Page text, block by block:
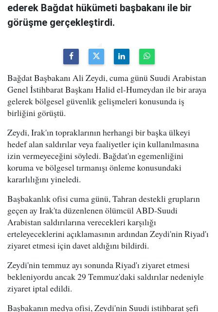
ederek Bağdat hükümeti başbakanı ile bir
görüşme gerçekleştirdi.
Bağdat Başbakanı Ali Zeydi, cuma günü Suudi Arabistan
Genel İstihbarat Başkanı Halid el-Humeydan ile bir araya
gelerek bölgesel güvenlik gelişmeleri konusunda iş
birliğini görüştü.
Zeydi, Irak'ın topraklarının herhangi bir başka ülkeyi
hedef alan saldırılar veya faaliyetler için kullanılmasına
izin vermeyeceğini söyledi. Bağdat'ın egemenliğini
koruma ve bölgesel tırmanışı önleme konusundaki
kararlılığını yineledi.
Başbakanlık ofisi cuma günü, Tahran destekli grupların
geçen ay Irak'ta düzenlenen ölümcül ABD-Suudi
Arabistan saldırılarına verecekleri karşılığı
erteleyeceklerini açıklamasının ardından Zeydi'nin Riyad'ı
ziyaret etmesi için davet aldığını bildirdi.
Zeydi'nin temmuz ayı sonunda Riyad'ı ziyaret etmesi
bekleniyordu ancak 29 Temmuz'daki saldırılar nedeniyle
ziyaret iptal edildi.
Başbakanın medya ofisi, Zeydi'nin Suudi istihbarat şefi